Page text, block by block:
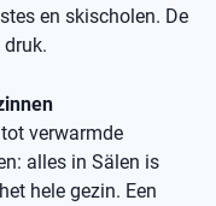
en skischolen. De
verwarmde
alles in Sälen is
hele gezin. Een